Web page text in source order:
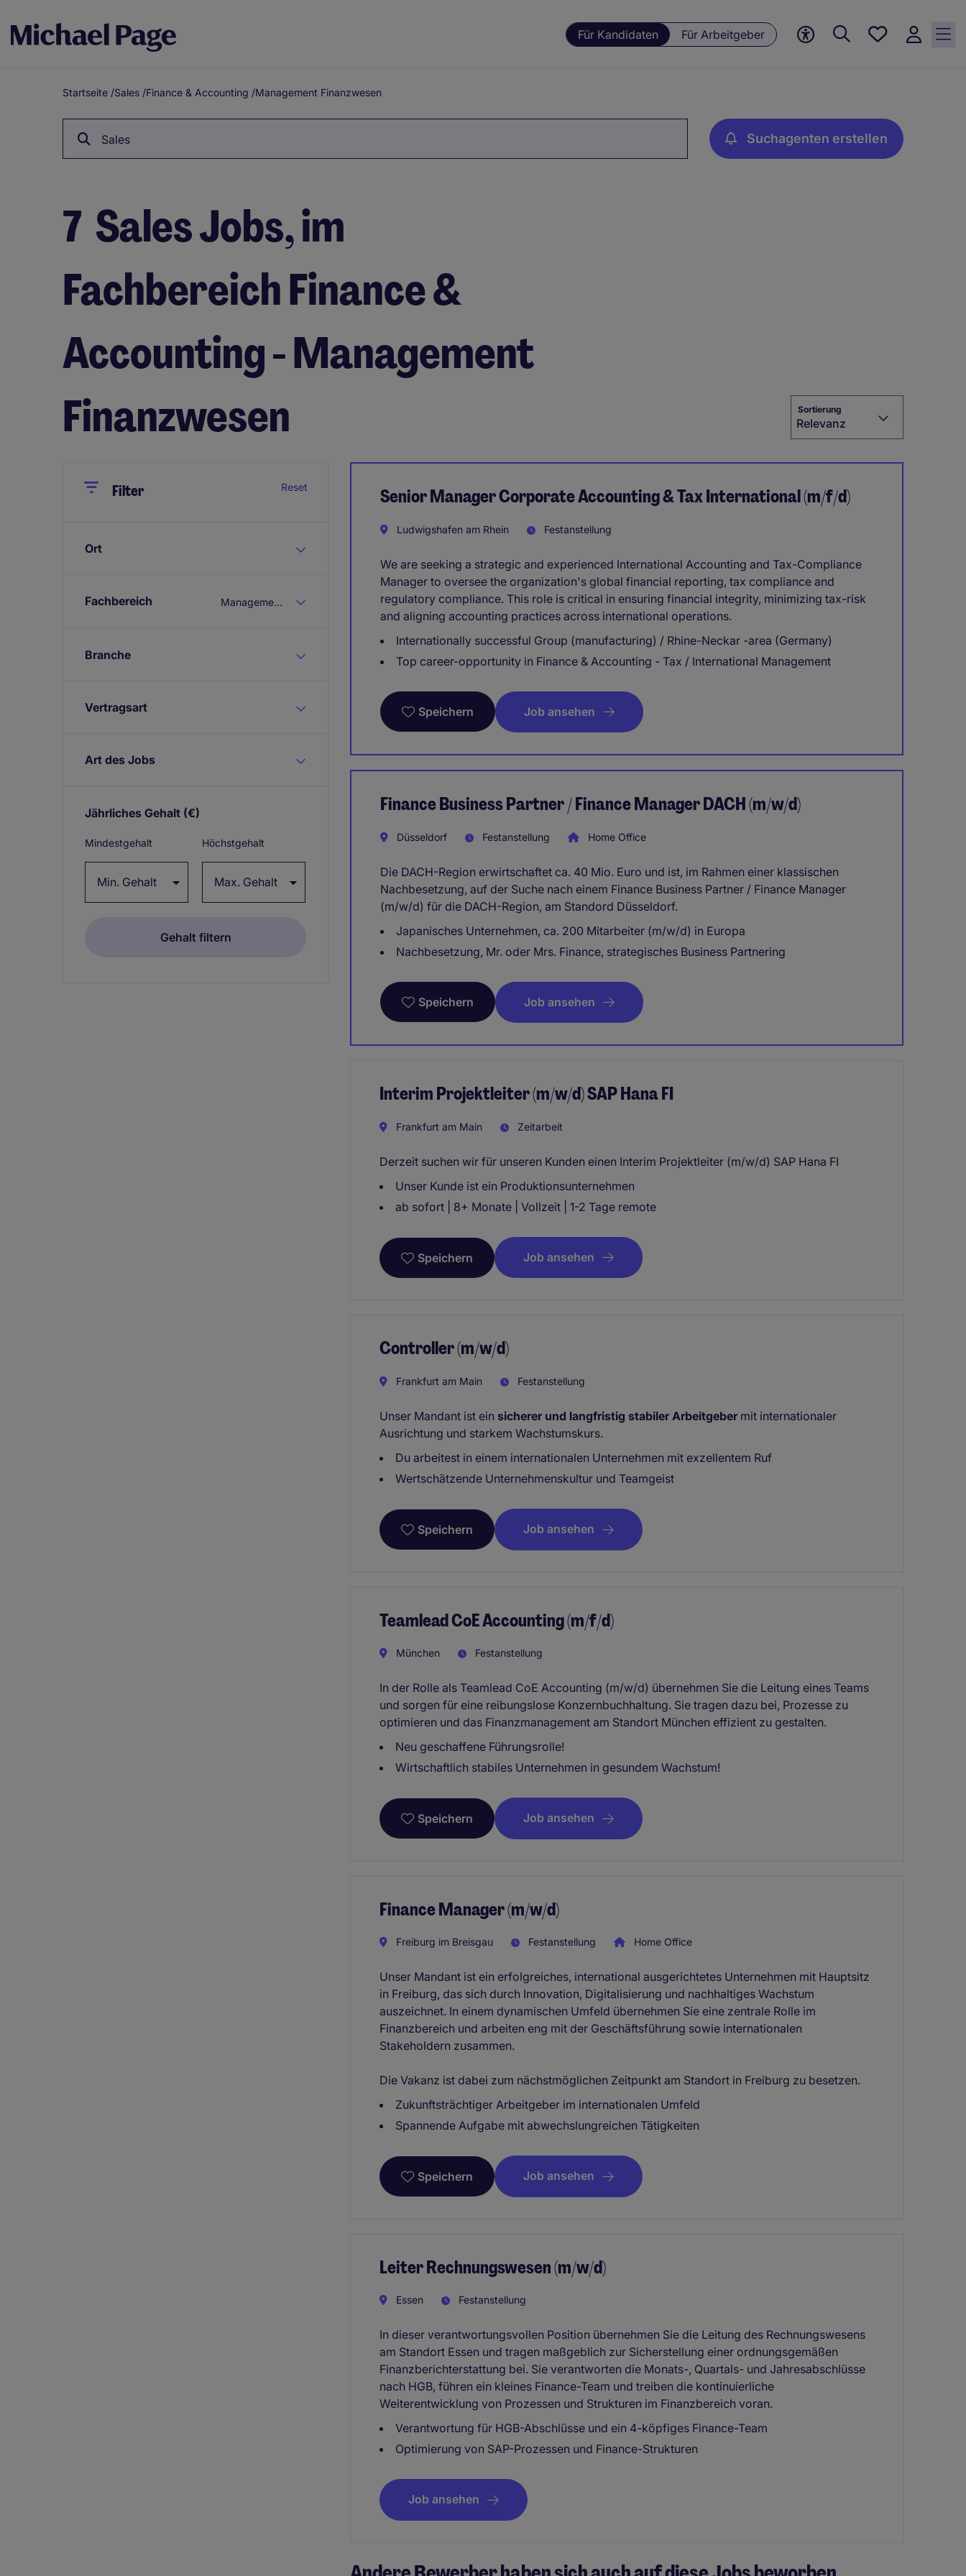
Für Kandidaten Für Arbeitgeber
Meine
Breadcrumb
Startseite /Sales /Finance & Accounting /Management Finanzwesen
Sales Suchagenten erstellen
7 Sales Jobs, im
Fachbereich Finance &
Accounting - Management
Finanzwesen
Sortierung
Relevanz
CloseFilter Reset
Ort
Fachbereich Management Finanzwesen
Branche
Vertragsart
Art des Jobs
Jährliches Gehalt (€)
Mindestgehalt Höchstgehalt
Senior Manager Corporate Accounting & Tax International (m/f/d)
Ludwigshafen am Rhein Festanstellung
We are seeking a strategic and experienced International Accounting and Tax-Compliance
Manager to oversee the organization's global financial reporting, tax compliance and
regulatory compliance. This role is critical in ensuring financial integrity, minimizing tax-risk
and aligning accounting practices across international operations.
Internationally successful Group (manufacturing) / Rhine-Neckar -area (Germany)
Top career-opportunity in Finance & Accounting - Tax / International Management
Speichern Job ansehen
Finance Business Partner / Finance Manager DACH (m/w/d)
Düsseldorf Festanstellung Home Office
Die DACH-Region erwirtschaftet ca. 40 Mio. Euro und ist, im Rahmen einer klassischen
Nachbesetzung, auf der Suche nach einem Finance Business Partner / Finance Manager
(m/w/d) für die DACH-Region, am Standord Düsseldorf.
Japanisches Unternehmen, ca. 200 Mitarbeiter (m/w/d) in Europa
Nachbesetzung, Mr. oder Mrs. Finance, strategisches Business Partnering
Speichern Job ansehen
Interim Projektleiter (m/w/d) SAP Hana FI
Frankfurt am Main Zeitarbeit
Derzeit suchen wir für unseren Kunden einen Interim Projektleiter (m/w/d) SAP Hana FI
Unser Kunde ist ein Produktionsunternehmen
ab sofort | 8+ Monate | Vollzeit | 1-2 Tage remote
Speichern Job ansehen
Controller (m/w/d)
Frankfurt am Main Festanstellung
Unser Mandant ist ein sicherer und langfristig stabiler Arbeitgeber mit internationaler
Ausrichtung und starkem Wachstumskurs.
Du arbeitest in einem internationalen Unternehmen mit exzellentem Ruf
Wertschätzende Unternehmenskultur und Teamgeist
Speichern Job ansehen
Teamlead CoE Accounting (m/f/d)
München Festanstellung
In der Rolle als Teamlead CoE Accounting (m/w/d) übernehmen Sie die Leitung eines Teams
und sorgen für eine reibungslose Konzernbuchhaltung. Sie tragen dazu bei, Prozesse zu
optimieren und das Finanzmanagement am Standort München effizient zu gestalten.
Neu geschaffene Führungsrolle!
Wirtschaftlich stabiles Unternehmen in gesundem Wachstum!
Speichern Job ansehen
Finance Manager (m/w/d)
Freiburg im Breisgau Festanstellung Home Office
Unser Mandant ist ein erfolgreiches, international ausgerichtetes Unternehmen mit Hauptsitz
in Freiburg, das sich durch Innovation, Digitalisierung und nachhaltiges Wachstum
auszeichnet. In einem dynamischen Umfeld übernehmen Sie eine zentrale Rolle im
Finanzbereich und arbeiten eng mit der Geschäftsführung sowie internationalen
Stakeholdern zusammen.
Die Vakanz ist dabei zum nächstmöglichen Zeitpunkt am Standort in Freiburg zu besetzen.
Zukunftsträchtiger Arbeitgeber im internationalen Umfeld
Spannende Aufgabe mit abwechslungreichen Tätigkeiten
Speichern Job ansehen
Leiter Rechnungswesen (m/w/d)
Essen Festanstellung
In dieser verantwortungsvollen Position übernehmen Sie die Leitung des Rechnungswesens
am Standort Essen und tragen maßgeblich zur Sicherstellung einer ordnungsgemäßen
Finanzberichterstattung bei. Sie verantworten die Monats-, Quartals- und Jahresabschlüsse
nach HGB, führen ein kleines Finance-Team und treiben die kontinuierliche
Weiterentwicklung von Prozessen und Strukturen im Finanzbereich voran.
Verantwortung für HGB-Abschlüsse und ein 4-köpfiges Finance-Team
Optimierung von SAP-Prozessen und Finance-Strukturen
Job ansehen